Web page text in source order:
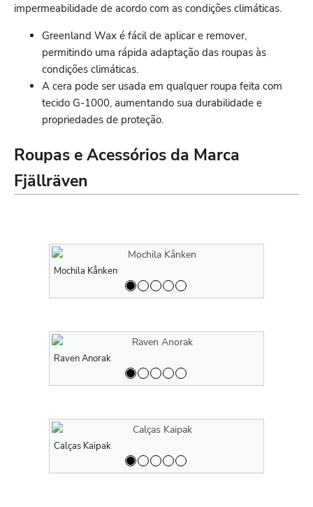
impermeabilidade de acordo com as condições climáticas.
Greenland Wax é fácil de aplicar e remover,
permitindo uma rápida adaptação das roupas às
condições climáticas.
A cera pode ser usada em qualquer roupa feita com
tecido G-1000, aumentando sua durabilidade e
propriedades de proteção.
Roupas e Acessórios da Marca
Fjällräven
Mochila Kånken
Raven Anorak
Calças Kaipak